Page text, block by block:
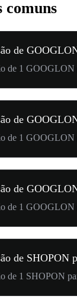
comuns
de
de 1 GOOGLON
de
de 1 GOOGLON
de
de 1 GOOGLON
de SHOPON
de 1 SHOPON